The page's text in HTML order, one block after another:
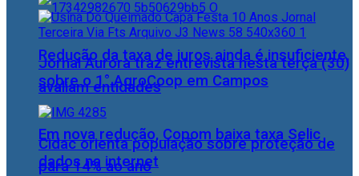
Redução da taxa de juros ainda é insuficiente,
avaliam entidades
Em nova redução, Copom baixa taxa Selic
para 14% ao ano
Jornal Aurora traz entrevista nesta terça (30)
sobre o 1° AgroCoop em Campos
Cidac orienta população sobre proteção de
dados na internet